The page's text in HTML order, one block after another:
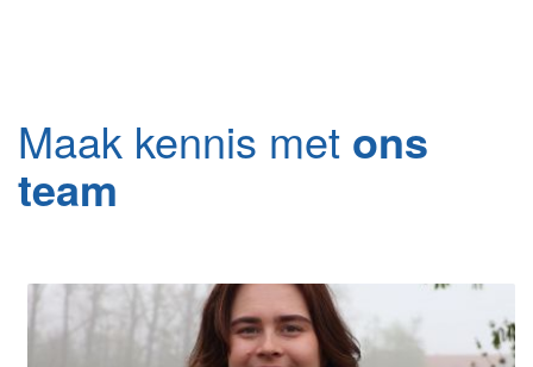
Maak kennis met ons
team